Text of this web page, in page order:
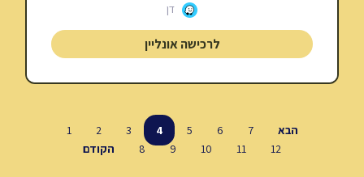
דן
לרכישה אונליין
הבא 1 2 3 4 5 6
7
8
9 10 11 12 הקודם